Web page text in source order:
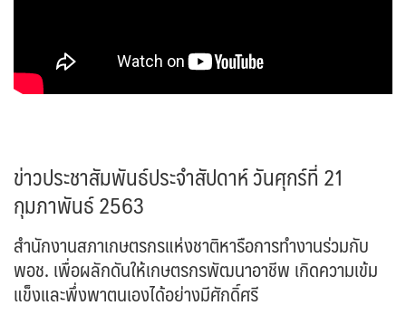
ข่าวประชาสัมพันธ์ประจำสัปดาห์ วันศุกร์ที่ 21
กุมภาพันธ์ 2563
สำนักงานสภาเกษตรกรแห่งชาติหารือการทำงานร่วมกับ
พอช. เพื่อผลักดันให้เกษตรกรพัฒนาอาชีพ เกิดความเข้ม
แข็งและพึ่งพาตนเองได้อย่างมีศักดิ์ศรี